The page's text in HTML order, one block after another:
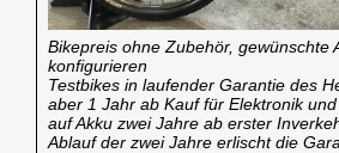
Bikepreis ohne Zubehör, gewünschte
konfigurieren
Testbikes in laufender Garantie des
aber 1 Jahr ab Kauf für Elektronik
auf Akku zwei Jahre ab erster
Ablauf der zwei Jahre erlischt die